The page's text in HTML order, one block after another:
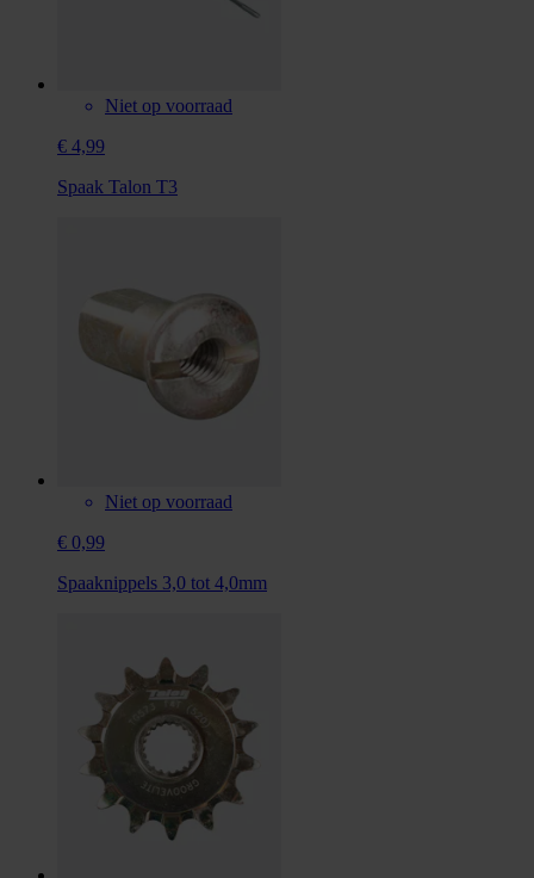
Niet op voorraad
€ 4,99
Spaak Talon T3
Niet op voorraad
€ 0,99
Spaaknippels 3,0 tot 4,0mm